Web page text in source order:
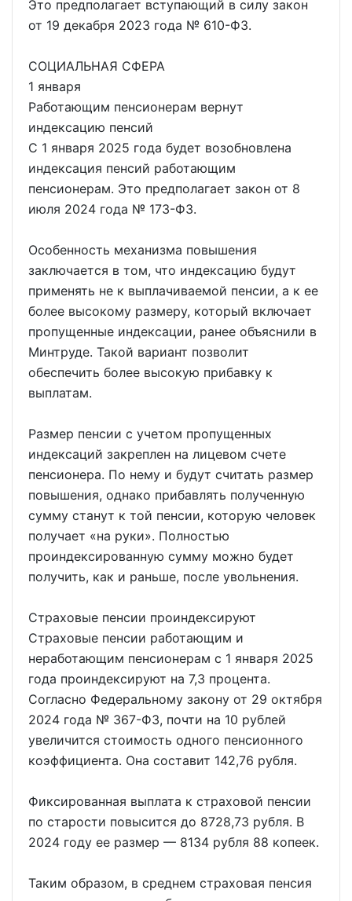
Это предполагает вступающий в силу закон
от 19 декабря 2023 года № 610-ФЗ.
СОЦИАЛЬНАЯ СФЕРА
1 января
Работающим пенсионерам вернут
индексацию пенсий
С 1 января 2025 года будет возобновлена
индексация пенсий работающим
пенсионерам. Это предполагает закон от 8
июля 2024 года № 173-ФЗ.
Особенность механизма повышения
заключается в том, что индексацию будут
применять не к выплачиваемой пенсии, а к ее
более высокому размеру, который включает
пропущенные индексации, ранее объяснили в
Минтруде. Такой вариант позволит
обеспечить более высокую прибавку к
выплатам.
Размер пенсии с учетом пропущенных
индексаций закреплен на лицевом счете
пенсионера. По нему и будут считать размер
повышения, однако прибавлять полученную
сумму станут к той пенсии, которую человек
получает «на руки». Полностью
проиндексированную сумму можно будет
получить, как и раньше, после увольнения.
Страховые пенсии проиндексируют
Страховые пенсии работающим и
неработающим пенсионерам с 1 января 2025
года проиндексируют на 7,3 процента.
Согласно Федеральному закону от 29 октября
2024 года № 367-ФЗ, почти на 10 рублей
увеличится стоимость одного пенсионного
коэффициента. Она составит 142,76 рубля.
Фиксированная выплата к страховой пенсии
по старости повысится до 8728,73 рубля. В
2024 году ее размер — 8134 рубля 88 копеек.
Таким образом, в среднем страховая пенсия